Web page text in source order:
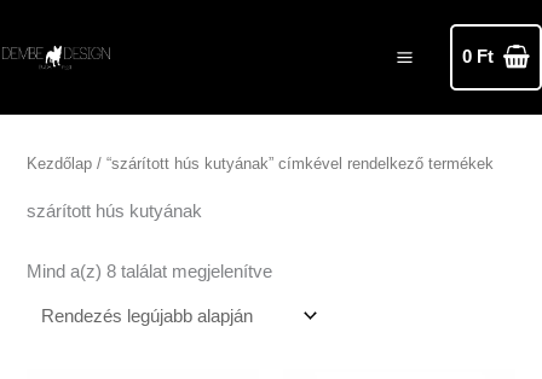
to
MAIN
MENU
0 Ft
Kezdőlap / “szárított hús kutyának” címkével rendelkező termékek
szárított hús kutyának
Mind a(z) 8 találat megjelenítve
latest